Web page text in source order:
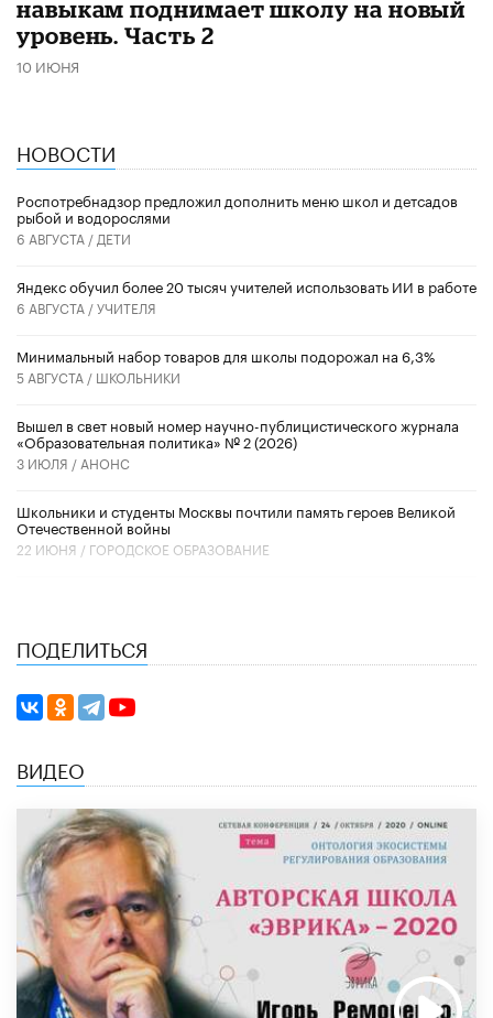
навыкам поднимает школу на новый
уровень. Часть 2
10 ИЮНЯ
НОВОСТИ
Роспотребнадзор предложил дополнить меню школ и детсадов
рыбой и водорослями
6 АВГУСТА / ДЕТИ
​Яндекс обучил более 20 тысяч учителей использовать ИИ в работе
6 АВГУСТА /УЧИТЕЛЯ
Минимальный набор товаров для школы подорожал на 6,3%
5 АВГУСТА / ШКОЛЬНИКИ
Вышел в свет новый номер научно-публицистического журнала
«Образовательная политика» № 2 (2026)
3 ИЮЛЯ / АНОНС
Школьники и студенты Москвы почтили память героев Великой
Отечественной войны
22 ИЮНЯ / ГОРОДСКОЕ ОБРАЗОВАНИЕ
ПОДЕЛИТЬСЯ
ВИДЕО